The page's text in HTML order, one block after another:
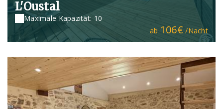
L'Oustal
Maximale Kapazität: 10
ab 106€ /Nacht